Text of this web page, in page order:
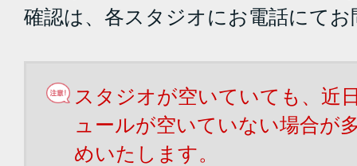
確認は、各スタジオにお電話にて
スタジオが空いていても、近
ュールが空いていない場合が
めいたします。